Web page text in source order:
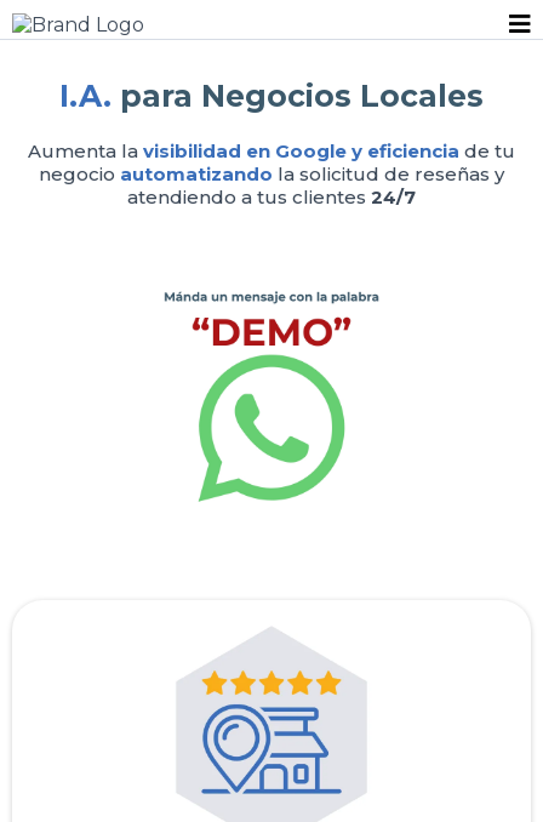
I.A. para Negocios Locales
Aumenta la visibilidad en Google y eficiencia de tu
negocio automatizando la solicitud de reseñas y
atendiendo a tus clientes 24/7